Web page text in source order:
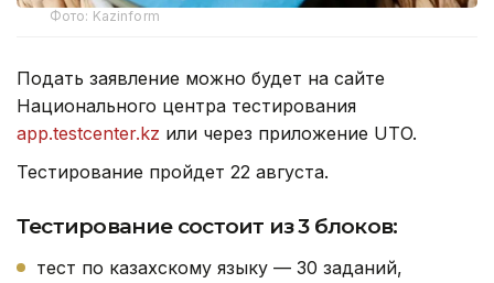
Фото: Kazinform
Подать заявление можно будет на сайте
Национального центра тестирования
app.testcenter.kz или через приложение UTO.
Тестирование пройдет 22 августа.
Тестирование состоит из 3 блоков:
тест по казахскому языку — 30 заданий,